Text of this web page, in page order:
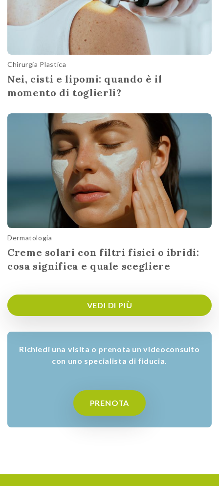
Chirurgia Plastica
Nei, cisti e lipomi: quando è il
momento di toglierli?
Dermatologia
Creme solari con filtri fisici o ibridi:
cosa significa e quale scegliere
VEDI DI PIÙ
Richiedi una visita o prenota un videoconsulto
con uno specialista di fiducia.
PRENOTA